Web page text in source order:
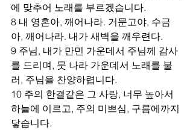
에 맞추어 노래를 부르겠습니다.
8 내 영혼아, 깨어나라. 거문고야, 수금
아, 깨어나라. 내가 새벽을 깨우련다.
9 주님, 내가 만민 가운데서 주님께 감사
를 드리며, 뭇 나라 가운데서 노래를 불
러, 주님을 찬양하렵니다.
10 주의 한결같은 그 사랑, 너무 높아서
하늘에 이르고, 주의 미쁘심, 구름에까지
닿습니다.